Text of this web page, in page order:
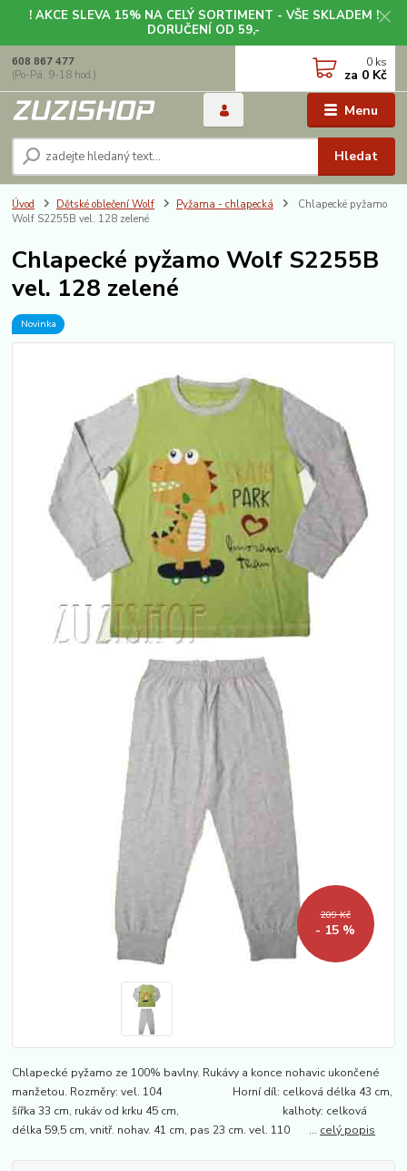
! AKCE SLEVA 15% NA CELÝ SORTIMENT - VŠE SKLADEM !
DORUČENÍ OD 59,-
Menu
Hledat
608 867 477
(Po-Pá, 9-18 hod.)
0 ks
za 0 Kč
Úvod Dětské oblečení Wolf Pyžama - chlapecká
Chlapecké pyžamo
Wolf S2255B vel. 128 zelené
Chlapecké pyžamo Wolf S2255B
vel. 128 zelené
Novinka
209 Kč
- 15 %
Chlapecké pyžamo ze 100% bavlny. Rukávy a konce nohavic ukončené
manžetou. Rozměry: vel. 104 Horní díl: celková délka 43 cm,
šířka 33 cm, rukáv od krku 45 cm, kalhoty: celková
délka 59,5 cm, vnitř. nohav. 41 cm, pas 23 cm. vel. 110 ... celý popis